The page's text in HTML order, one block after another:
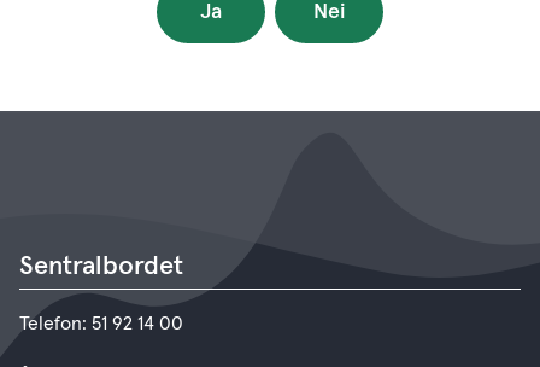
Ja Nei
Sentralbordet
Telefon: 51 92 14 00